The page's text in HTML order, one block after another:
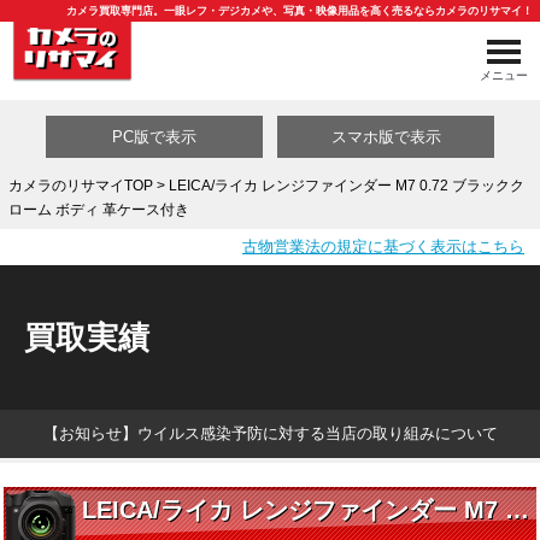
カメラ買取専門店。一眼レフ・デジカメや、写真・映像用品を高く売るならカメラのリサマイ！
メニュー
PC版で表示 スマホ版で表示
カメラのリサマイTOP> LEICA/ライカ レンジファインダー M7 0.72 ブラックク
ローム ボディ 革ケース付き
古物営業法の規定に基づく表示はこちら
買取実績
【お知らせ】ウイルス感染予防に対する当店の取り組みについて
LEICA/ライカ レンジファインダー M7 0.72 ブラッククローム ボディ 革ケース付き